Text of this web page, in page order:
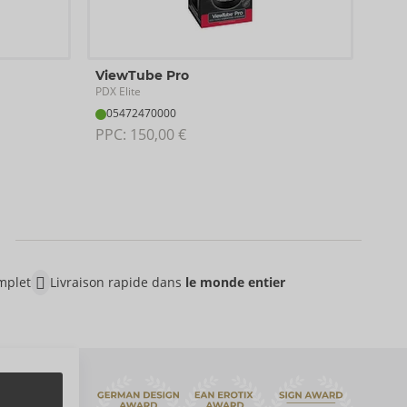
ViewTube Pro
PDX Elite
05472470000
PPC: 150,00 €
Livraison rapide dans le monde entier